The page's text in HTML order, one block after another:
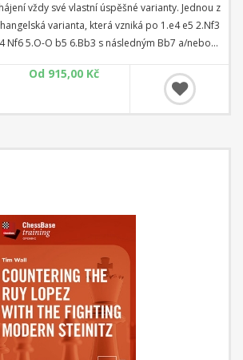
vždy své vlastní úspěšné varianty. Jednou z
varianta, která vzniká po 1.e4 e5 2.Nf3
Nf6 5.O-O b5 6.Bb3 s následným Bb7 a/nebo
a Fabiano Caruana. Tato varianta je velmi
ji hrát třemi různými způsoby; to znamená,
obtížnější se na ni připravit. Autor ukáže
nazpaměť vám koncepty a nápady dodají
Od 915,00 Kč